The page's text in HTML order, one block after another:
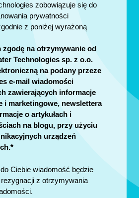
zobowiązuje się do
prywatności
z poniżej wyrażoną
zgodę na otrzymywanie od
Technologies sp. z o.o.
na podany przeze
e-mail wiadomości
zawierających informacje
i marketingowe, newslettera
o artykułach i
na blogu, przy użyciu
urządzeń
*
Ciebie wiadomość będzie
rezygnacji z otrzymywania